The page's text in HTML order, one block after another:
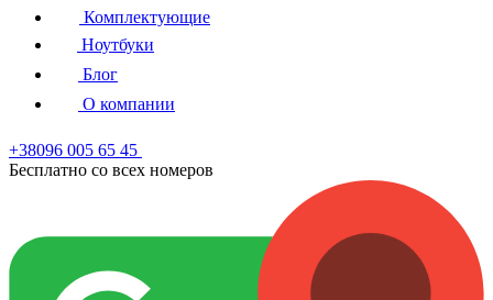
Комплектующие
Ноутбуки
Блог
О компании
+38096 005 65 45
Бесплатно со всех номеров